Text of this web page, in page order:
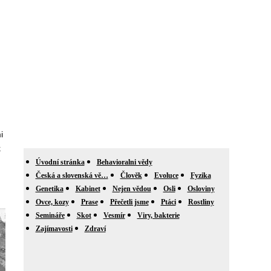
Úvodní stránka
Behavioralni vědy
Česká a slovenská vě…
Člověk Evoluce
Fyzika
Genetika
Kabinet Nejen vědou Osli
Osloviny
Ovce, kozy
Prase Přečetli jsme Ptáci
Rostliny
Semináře
Skot Vesmír
Viry, bakterie
Zajímavosti
Zdraví